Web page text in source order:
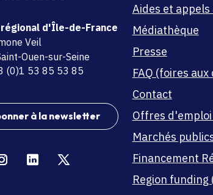
d'Île-de-France
Veil
et commune
Ouen-sur-Seine
(0)1 53 85 53 85
à la newsletter
InstagramLinkedin
Aides et
Médiathèque
Presse
FAQ (foires
Contact
Offres
Marchés
Financement
Region funding